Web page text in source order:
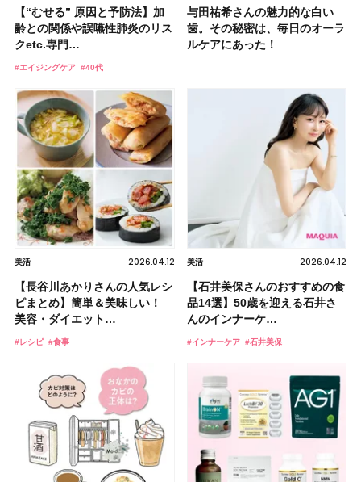
【“むせる” 原因と予防法】加
齢との関係や誤嚥性肺炎のリス
クetc.専門…
#エイジングケア #40代
与田祐希さんの魅力的な白い
歯。その秘密は、毎日のオーラ
ルケアにあった！
美活 2026.04.12
【長谷川あかりさんの人気レシ
ピまとめ】簡単＆美味しい！
美容・ダイエット…
#レシピ #食事
美活 2026.04.12
【石井美保さんのおすすめの食
品14選】50歳を迎える石井さ
んのインナーケ…
#インナーケア #石井美保